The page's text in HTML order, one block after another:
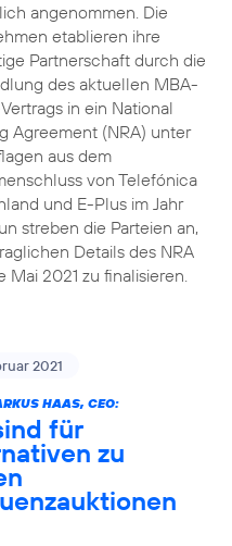
angenommen. Die
etablieren ihre
Partnerschaft durch die
des aktuellen MBA-
in ein National
Agreement (NRA) unter
aus dem
von Telefónica
und E-Plus im Jahr
streben die Parteien an,
Details des NRA
Mai 2021 zu finalisieren.
2021
HAAS, CEO:
für
zu